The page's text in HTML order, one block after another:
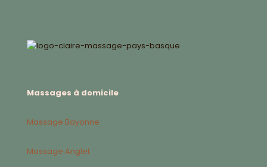
Massages à domicile
Massage Bayonne
Massage Anglet